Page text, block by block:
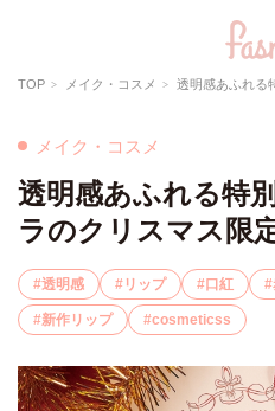
TOP メイク・コスメ 透明感あふれる特
メイク・コスメ
透明感あふれる特
ラのクリスマス限
透明感 リップ 口紅
新作リップ cosmeticss